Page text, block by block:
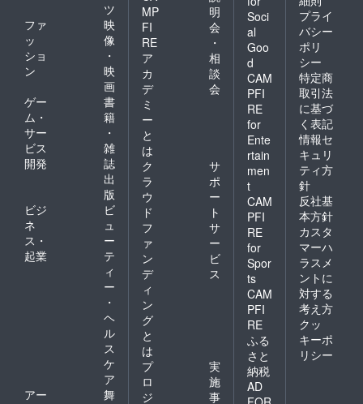
ツ
ファ
ッ
ショ
ン
映
像
・
映
画
ゲー
ム・
サー
ビス
開発
書
籍
・
雑
誌
出
版
ビジ
ネ
ス・
起業
ビ
ュ
ー
テ
ィ
ー
・
ヘ
ル
ス
ケ
ア
アー
舞
MP
FI
RE
ア
カ
デ
ミ
ー
と
は
明
会
・
相
談
会
ク
ラ
ウ
ド
フ
ァ
ン
デ
ィ
ン
グ
と
は
サ
ポ
ー
ト
サ
ー
ビ
ス
プ
ロ
ジ
実
施
事
Soci
al
Goo
d
CAM
PFI
RE
for
Ente
rtain
men
t
CAM
PFI
RE
for
Spor
ts
CAM
PFI
RE
ふる
さと
納税
AD
プライ
バシー
ポリ
シー
特定商
取引法
に基づ
く表記
情報セ
キュリ
ティ方
針
反社基
本方針
カスタ
マーハ
ラスメ
ントに
対する
考え方
クッ
キーポ
リシー